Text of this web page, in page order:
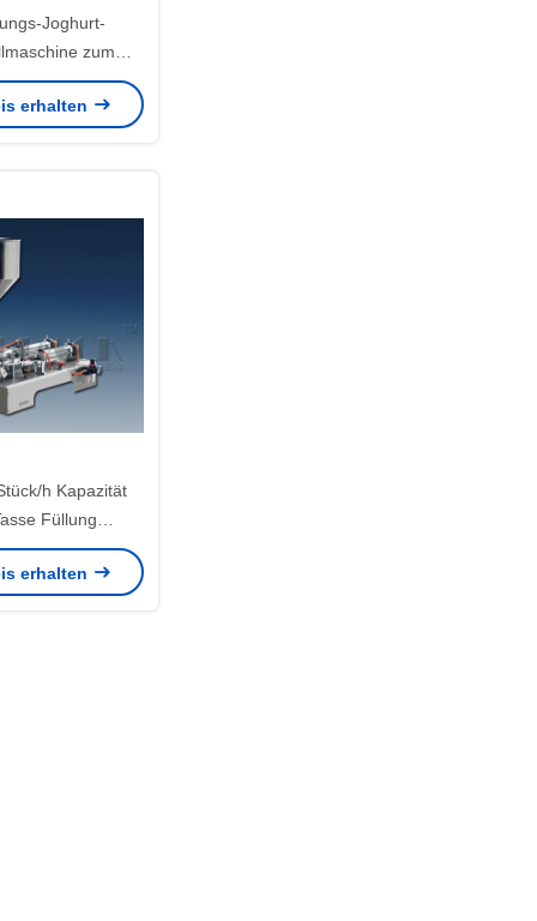
Joghurt-
zum
Milchjoghurt-Saft,
Up usw.
erhalten
h Kapazität
Füllung
PLC-
Temperatur
erhalten